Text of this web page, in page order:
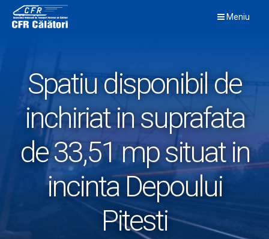
content
Meniu
Spatiu disponibil de
inchiriat in suprafata
de 33,51 mp situat in
incinta Depoului
Pitesti